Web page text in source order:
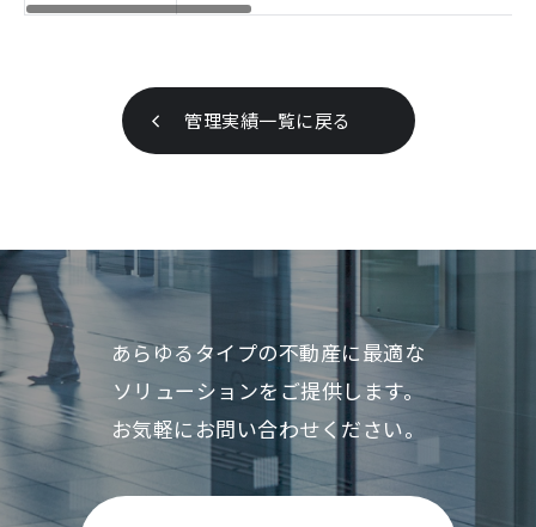
管理実績一覧に戻る
あらゆるタイプの不動産に最適な
ソリューションをご提供します。
お気軽にお問い合わせください。